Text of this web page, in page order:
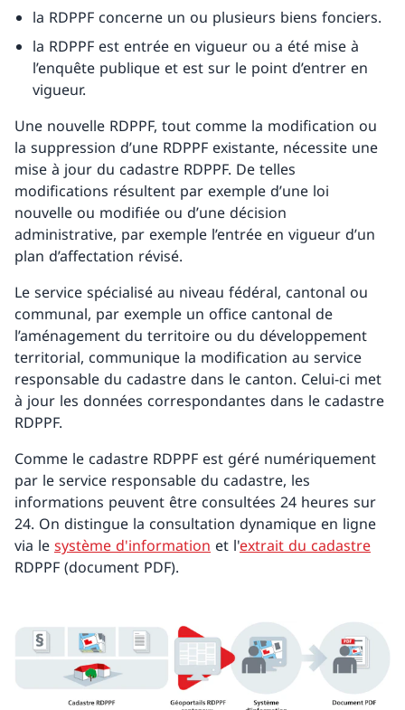
la RDPPF concerne un ou plusieurs biens fonciers.
la RDPPF est entrée en vigueur ou a été mise à
l’enquête publique et est sur le point d’entrer en
vigueur.
Une nouvelle RDPPF, tout comme la modification ou
la suppression d’une RDPPF existante, nécessite une
mise à jour du cadastre RDPPF. De telles
modifications résultent par exemple d’une loi
nouvelle ou modifiée ou d’une décision
administrative, par exemple l’entrée en vigueur d’un
plan d’affectation révisé.
Le service spécialisé au niveau fédéral, cantonal ou
communal, par exemple un office cantonal de
l’aménagement du territoire ou du développement
territorial, communique la modification au service
responsable du cadastre dans le canton. Celui-ci met
à jour les données correspondantes dans le cadastre
RDPPF.
Comme le cadastre RDPPF est géré numériquement
par le service responsable du cadastre, les
informations peuvent être consultées 24 heures sur
24. On distingue la consultation dynamique en ligne
via le système d'information et l'extrait du cadastre
RDPPF (document PDF).